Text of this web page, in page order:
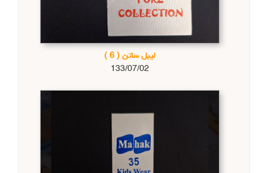
لیبل ساتن ( 6 )
133/07/02